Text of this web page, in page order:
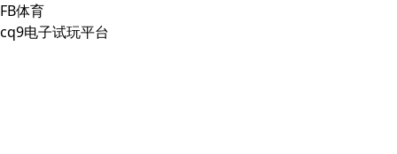
FB体育
cq9电子试玩平台